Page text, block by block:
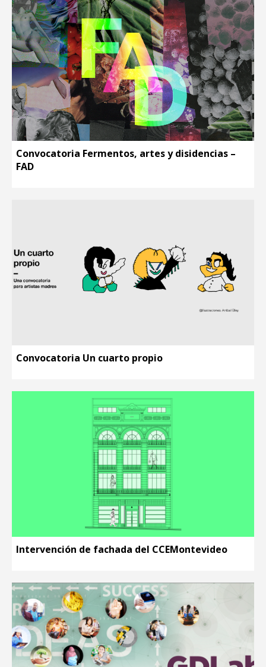
Convocatoria Fermentos, artes y disidencias –
FAD
Convocatoria Un cuarto propio
Intervención de fachada del CCEMontevideo